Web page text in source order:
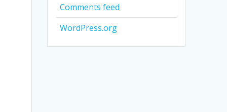
Comments feed
WordPress.org